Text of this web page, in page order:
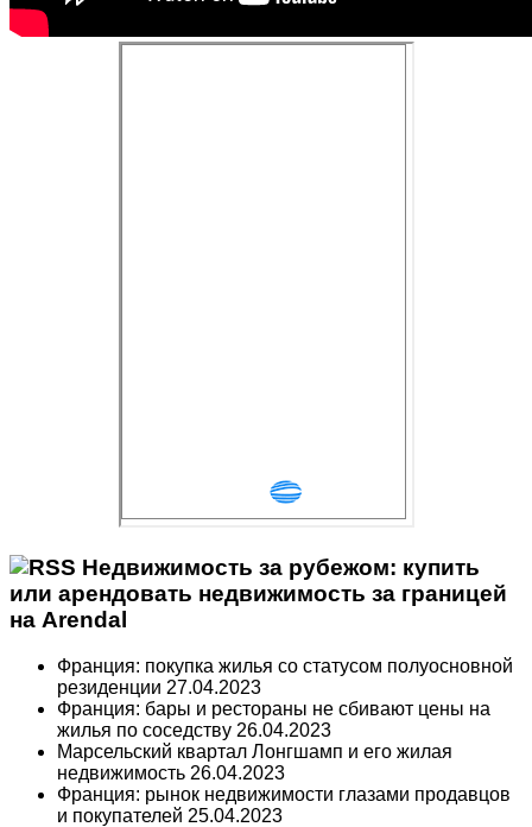
Недвижимость за рубежом: купить
или арендовать недвижимость за границей
на Arendal
Франция: покупка жилья со статусом полуосновной
резиденции 27.04.2023
Франция: бары и рестораны не сбивают цены на
жилья по соседству 26.04.2023
Марсельский квартал Лонгшамп и его жилая
недвижимость 26.04.2023
Франция: рынок недвижимости глазами продавцов
и покупателей 25.04.2023